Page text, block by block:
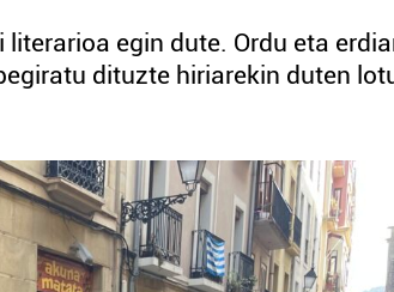
egin dute. Ordu eta
dituzte hiriarekin duten